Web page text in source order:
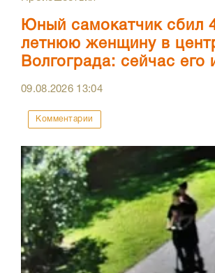
Юный самокатчик сбил
летнюю женщину в
Волгограда: сейчас его
09.08.2026 13:04
Комментарии